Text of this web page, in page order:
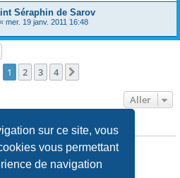
sur ce site, vous
vous permettant
de navigation
Séraphin de Sarov
« mer. 19 janv. 2011 16:48
1 2 3 4
Aller
sujets dans ce forum
dans ce forum
dans ce forum
dans ce forum